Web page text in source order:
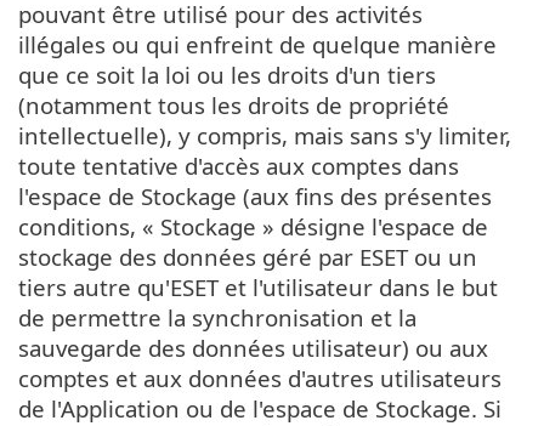
pouvant être utilisé pour des activités
illégales ou qui enfreint de quelque manière
que ce soit la loi ou les droits d'un tiers
(notamment tous les droits de propriété
intellectuelle), y compris, mais sans s'y limiter,
toute tentative d'accès aux comptes dans
l'espace de Stockage (aux fins des présentes
conditions, « Stockage » désigne l'espace de
stockage des données géré par ESET ou un
tiers autre qu'ESET et l'utilisateur dans le but
de permettre la synchronisation et la
sauvegarde des données utilisateur) ou aux
comptes et aux données d'autres utilisateurs
de l'Application ou de l'espace de Stockage. Si